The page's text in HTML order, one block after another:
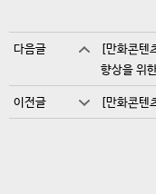
다음글
[만화콘텐
향상을 위
이전글 [만화콘텐